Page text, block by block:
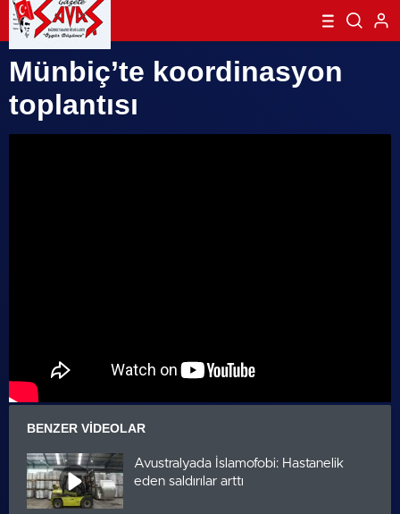
Münbiç’te koordinasyon
toplantısı
BENZER VIDEOLAR
Avustralyada İslamofobi: Hastanelik
eden saldırılar arttı